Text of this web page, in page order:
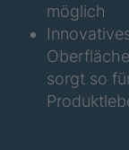
möglich
sorgt so